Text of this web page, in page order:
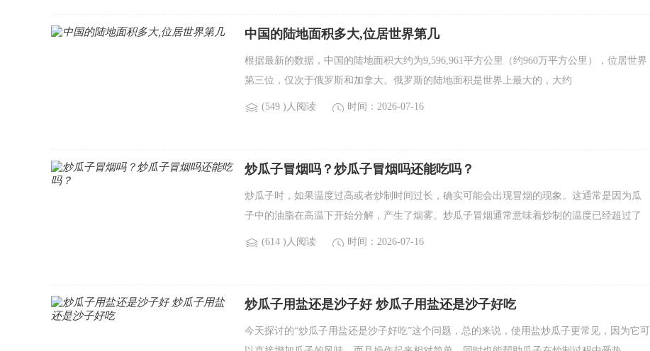
中国的陆地面积多大,位居世界第几
根据最新的数据，中国的陆地面积大约为9,596,961平方公里（约960万平方公里），位居世界
第三位，仅次于俄罗斯和加拿大。俄罗斯的陆地面积是世界上最大的，大约
(549 )人阅读 时间：2026-07-16
炒瓜子冒烟吗？炒瓜子冒烟吗还能吃吗？
炒瓜子时，如果温度过高或者炒制时间过长，确实可能会出现冒烟的现象。这通常是因为瓜
子中的油脂在高温下开始分解，产生了烟雾。炒瓜子冒烟通常意味着炒制的温度已经超过了
(614 )人阅读 时间：2026-07-16
炒瓜子用盐还是沙子好 炒瓜子用盐还是沙子好吃
今天探讨的“炒瓜子用盐还是沙子好吃”这个问题，总的来说，使用盐炒瓜子更常见，因为它可